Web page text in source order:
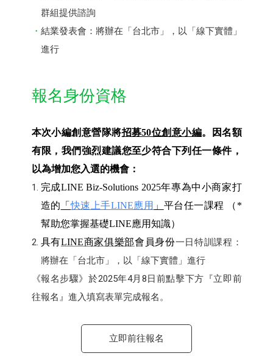
群組提供諮詢
結業發表會：將辦在「台北市」，以「線下實體」
進行
報名身份資格
本次小編創意營隊將招募50位創意小編。因名額
有限，我們強烈建議您至少符合下列任一條件，
以為增加您入選的機會：
完成LINE Biz-Solutions 2025年專為中小商家打
造的 「快速上手LINE應用 」 平台任一課程 （*
幫助您掌握基礎LINE應用知識）
具有LINE商家俱樂部會員身份一日特訓課程：
將辦在「台北市」，以「線下實體」進行
《報名步驟》於2025年4月8日前點擊下方『立即前
往報名』進入填寫表單完成報名。
立即前往報名